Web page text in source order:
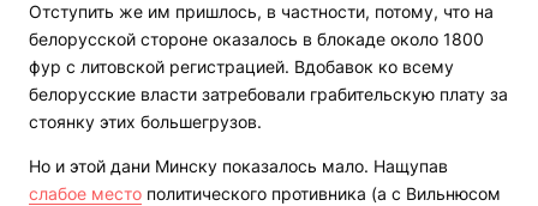
Отступить же им пришлось, в частности, потому, что на
белорусской стороне оказалось в блокаде около 1800
фур с литовской регистрацией. Вдобавок ко всему
белорусские власти затребовали грабительскую плату за
стоянку этих большегрузов.
Но и этой дани Минску показалось мало. Нащупав
слабое место политического противника (а с Вильнюсом